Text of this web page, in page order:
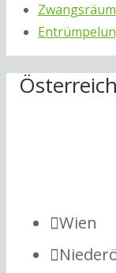
Wien